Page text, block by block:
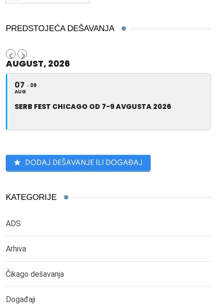
PREDSTOJEĆA DEŠAVANJA
AUGUST, 2026
07
AUG
09
SERB FEST CHICAGO OD 7-9 AVGUSTA 2026
KATEGORIJE
ADS
Arhiva
Čikago dešavanja
Događaji